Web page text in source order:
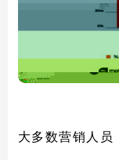
大多数营销人员